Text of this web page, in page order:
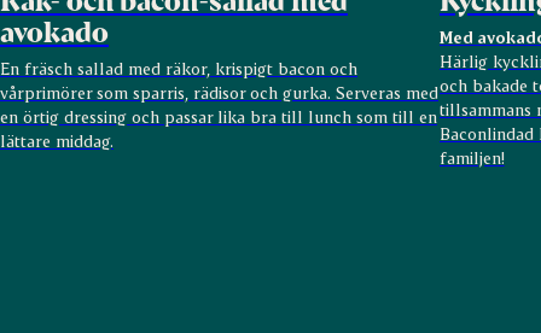
avokado
En fräsch sallad med räkor, krispigt bacon och
vårprimörer som sparris, rädisor och gurka. Serveras med
en örtig dressing och passar lika bra till lunch som till en
lättare middag.
Med
Härlig
och bakade
tillsammans
familjen!